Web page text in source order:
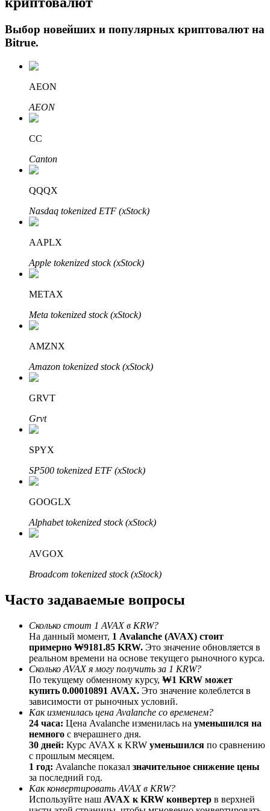
Авто Инвест
Получите долгосрочную прибыль и гибкие проценты
Изучите стейкинг
Партнеры Bitrue
До 65% комиссии!
Реферал
Пригласите друга, чтобы получить денежные
вознаграждения
Deposit CASHCAT & Win
Выбор новейших и популярных криптовалют на
Bitrue.
AEON
AEON
CC
Canton
QQQX
Nasdaq tokenized ETF (xStock)
AAPLX
Apple tokenized stock (xStock)
METAX
Meta tokenized stock (xStock)
AMZNX
Amazon tokenized stock (xStock)
GRVT
Grvt
SPYX
SP500 tokenized ETF (xStock)
GOOGLX
Alphabet tokenized stock (xStock)
AVGOX
Broadcom tokenized stock (xStock)
Часто задаваемые вопросы
Сколько стоит 1 AVAX в KRW?
На данный момент, 1 Avalanche (AVAX) стоит
примерно ₩9181.85 KRW. Это значение обновляется в
реальном времени на основе текущего рыночного курса.
Сколько AVAX я могу получить за 1 KRW?
По текущему обменному курсу, ₩1 KRW может
купить 0.00010891 AVAX. Это значение колеблется в
зависимости от рыночных условий.
Как изменилась цена Avalanche со временем?
24 часа: Цена Avalanche изменилась на уменьшился на
немного с вчерашнего дня.
30 дней: Курс AVAX к KRW уменьшился по сравнению
с прошлым месяцем.
1 год: Avalanche показал значительное снижение цены
за последний год.
Как конвертировать AVAX в KRW?
Используйте наш AVAX к KRW конвертер в верхней